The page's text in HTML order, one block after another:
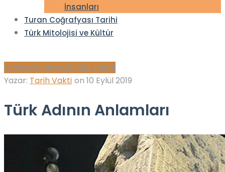
İnsanları
Turan Coğrafyası Tarihi
Türk Mitolojisi ve Kültür
İslamiyet Öncesi Türk Tarihi
Yazar: Tarih Vakti on 10 Eylül 2019
Türk Adının Anlamları